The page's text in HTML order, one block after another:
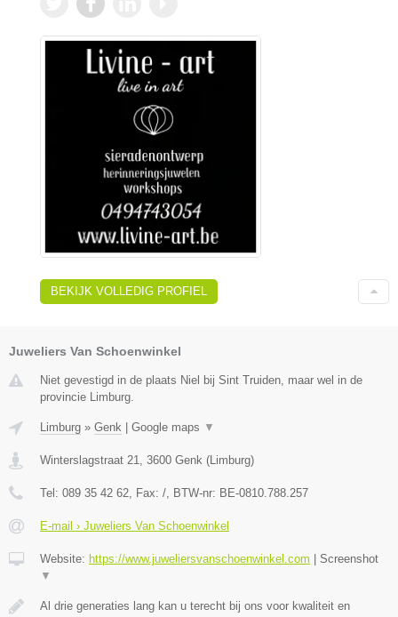
BEKIJK VOLLEDIG PROFIEL
Juweliers Van Schoenwinkel
Niet gevestigd in de plaats Niel bij Sint Truiden, maar wel in de
provincie Limburg.
Limburg » Genk Google maps ▼
Winterslagstraat 21, 3600 Genk (Limburg)
Tel: 089 35 42 62, Fax: /, BTW-nr: BE-0810.788.257
E-mail › Juweliers Van Schoenwinkel
Website: https://www.juweliersvanschoenwinkel.com
Screenshot
▼
Al drie generaties lang kan u terecht bij ons voor kwaliteit en